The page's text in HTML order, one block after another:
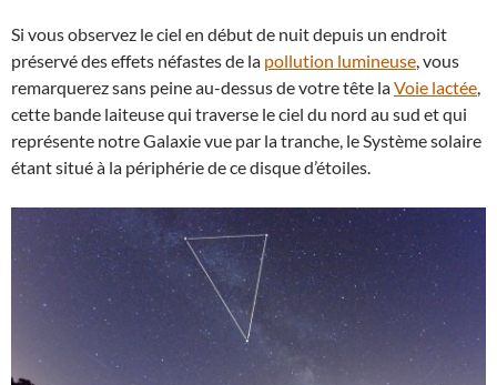
Si vous observez le ciel en début de nuit depuis un endroit
préservé des effets néfastes de la pollution lumineuse, vous
remarquerez sans peine au-dessus de votre tête laVoie lactée,
cette bande laiteuse qui traverse le ciel du nord au sud et qui
représente notre Galaxie vue par la tranche, le Système solaire
étant situé à la périphérie de ce disque d’étoiles.